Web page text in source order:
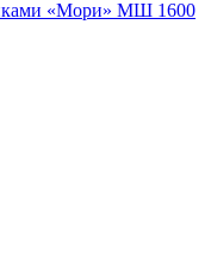
«Мори» МШ 1600